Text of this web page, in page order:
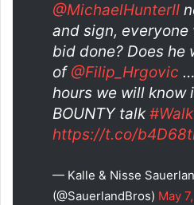
@MichaelHunterII
and sign,
bid done? Does he
of @Filip_Hrgovic
hours we will know
BOUNTY talk
https://t.co/
— Kalle & Nisse
(@SauerlandBros) May